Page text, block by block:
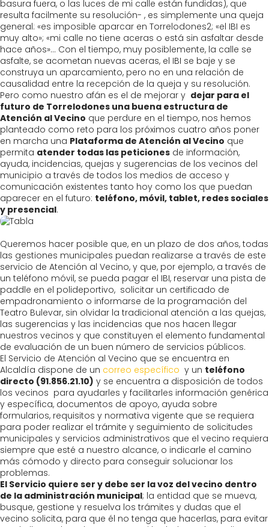
basura fuera, o las luces de mi calle están fundidas), que
resulta facilmente su resolución- , es simplemente una queja
general: «es imposible aparcar en Torrelodones2; «el IBI es
muy alto»; «mi calle no tiene aceras o está sin asfaltar desde
hace años»… Con el tiempo, muy posiblemente, la calle se
asfalte, se acometan nuevas aceras, el IBI se baje y se
construya un aparcamiento, pero no en una relación de
causalidad entre la recepción de la queja y su resolución.
Pero como nuestro afán es el de mejorar y dejar para el
futuro de Torrelodones una buena estructura de
Atención al Vecino que perdure en el tiempo, nos hemos
planteado como reto para los próximos cuatro años poner
en marcha una Plataforma de Atención al Vecino que
permita atender todas las peticiones de información,
ayuda, incidencias, quejas y sugerencias de los vecinos del
municipio a través de todos los medios de acceso y
comunicación existentes tanto hoy como los que puedan
aparecer en el futuro: teléfono, móvil, tablet, redes sociales
y presencial.
Queremos hacer posible que, en un plazo de dos años, todas
las gestiones municipales puedan realizarse a través de este
servicio de Atención al Vecino, y que, por ejemplo, a través de
un teléfono móvil, se pueda pagar el IBI, reservar una pista de
paddle en el polideportivo, solicitar un certificado de
empadronamiento o informarse de la programación del
Teatro Bulevar, sin olvidar la tradicional atención a las quejas,
las sugerencias y las incidencias que nos hacen llegar
nuestros vecinos y que constituyen el elemento fundamental
de evaluación de un buen número de servicios públicos.
El Servicio de Atención al Vecino que se encuentra en
Alcaldía dispone de un correo específico y un teléfono
directo (91.856.21.10) y se encuentra a disposición de todos
los vecinos para ayudarles y facilitarles información genérica
y específica, documentos de apoyo, ayuda sobre
formularios, requisitos y normativa vigente que se requiera
para poder realizar el trámite y seguimiento de solicitudes
municipales y servicios administrativos que el vecino requiera
siempre que esté a nuestro alcance, o indicarle el camino
más cómodo y directo para conseguir solucionar los
problemas.
El Servicio quiere ser y debe ser la voz del vecino dentro
de la administración municipal; la entidad que se mueva,
busque, gestione y resuelva los trámites y dudas que el
vecino solicita, para que él no tenga que hacerlas, para evitar